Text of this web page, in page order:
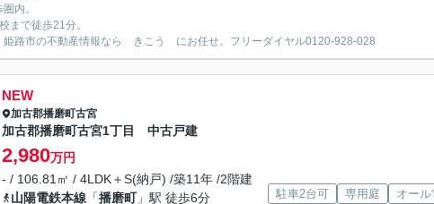
内。
まで徒歩21分。
市の不動産情報なら きこう にお任せ。フリーダイヤル0120-928-028
NEW
加古郡播磨町古宮
加古郡播磨町古宮1丁目 中古戸建
2,980万円
- / 106.81㎡ / 4LDK＋S(納戸) /築11年 /2階建
山陽電鉄本線 「播磨町」駅 徒歩6分
駐車2台可 専用庭
オー